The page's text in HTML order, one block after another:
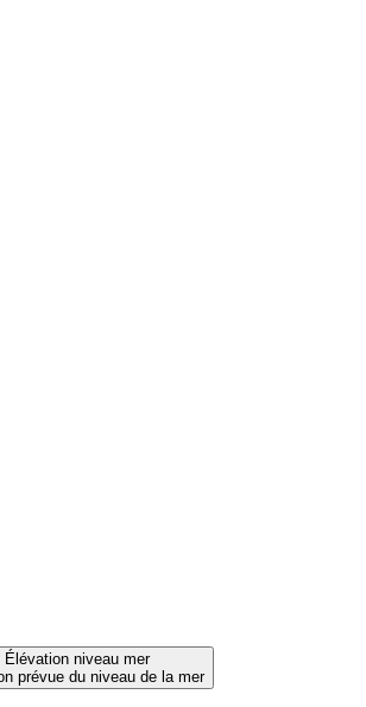
Élévation niveau mer
prévue du niveau de la mer